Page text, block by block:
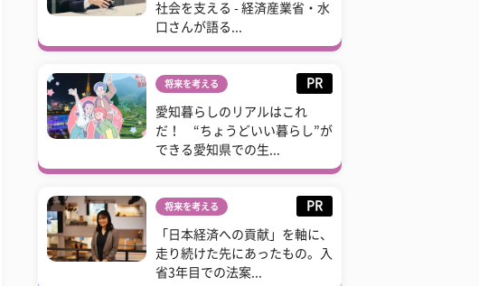
社会を支える - 経済産業省・水
口さんが語る...
将来を考える PR
愛知暮らしのリアルはこれ
だ！ “ちょうどいい暮らし”が
できる愛知県での生...
将来を考える PR
「日本経済への貢献」を軸に、
走り続けた先にあったもの。入
省3年目での法案...